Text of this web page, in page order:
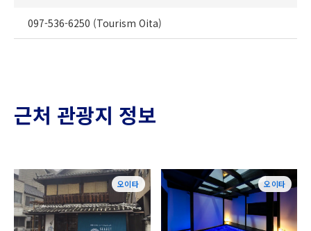
097-536-6250 (Tourism Oita)
근처 관광지 정보
오이타 오이타